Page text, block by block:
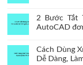
2 Bước Tắt
AutoCAD
Cách Dùng
Dễ Dàng,